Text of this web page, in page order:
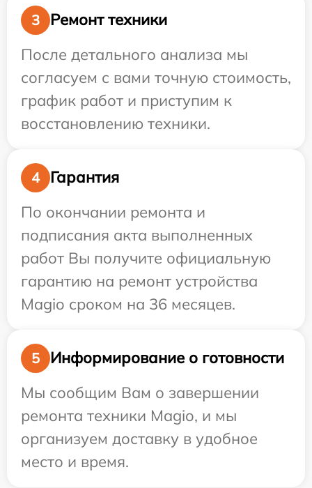
3
Ремонт техники
После детального анализа мы
согласуем с вами точную стоимость,
график работ и приступим к
восстановлению техники.
4
Гарантия
По окончании ремонта и
подписания акта выполненных
работ Вы получите официальную
гарантию на ремонт устройства
Magio сроком на 36 месяцев.
5
Информирование о готовности
Мы сообщим Вам о завершении
ремонта техники Magio, и мы
организуем доставку в удобное
место и время.